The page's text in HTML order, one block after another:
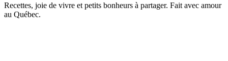
Recettes, joie de vivre et petits bonheurs à partager. Fait avec amour
au Québec.